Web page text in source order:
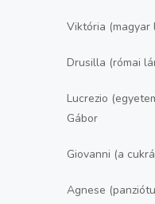
Viktória (magyar
Drusilla (római
Lucrezio
Gábor
Giovanni (a
Agnese